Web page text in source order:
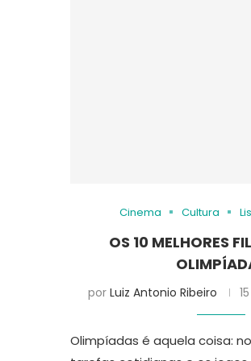
Cinema Cultura
OS 10 MELHORES
por Luiz Antonio Ribeiro
Olimpíadas é aquela coisa: